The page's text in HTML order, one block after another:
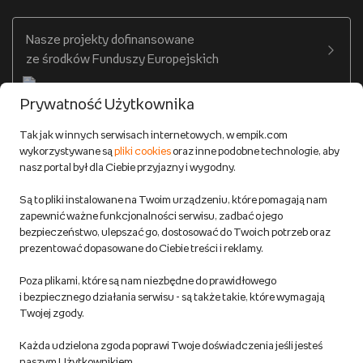
Zwroty
Reklamacje
Regulamin empik.com
Pozostałe Regulaminy Empiku
Polityka prywatności empik.com
produktów niebezpiecznych
Do 100 zł na pierwsze zakupy w aplikacji. Pobierz i
korzystaj z kodów zniżkowych.Dowiedz się więcej
Nasze projekty dofinansowane
ze środków Funduszy Europejskich
Prywatność Użytkownika
Tak jak w innych serwisach internetowych, w empik.com
wykorzystywane sąpliki cookiesoraz inne podobne technologie, aby
nasz portal był dla Ciebie przyjazny i wygodny.
Są to pliki instalowane na Twoim urządzeniu, które pomagają nam
zapewnić ważne funkcjonalności serwisu, zadbać o jego
bezpieczeństwo, ulepszać go, dostosować do Twoich potrzeb oraz
prezentować dopasowane do Ciebie treści i reklamy.
Poza plikami, które są nam niezbędne do prawidłowego
i bezpiecznego działania serwisu - są także takie, które wymagają
Twojej zgody.
Każda udzielona zgoda poprawi Twoje doświadczenia jeśli jesteś